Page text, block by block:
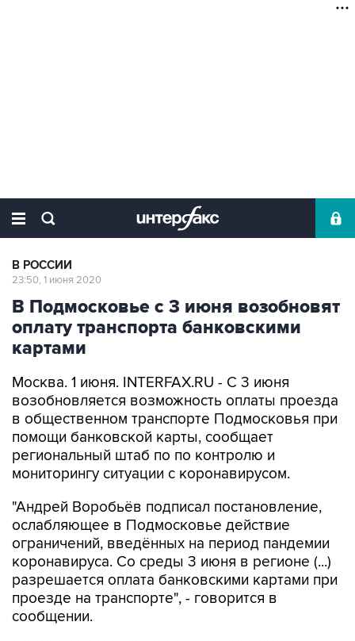
В РОССИИ
23:50, 1 июня 2020
В Подмосковье с 3 июня возобновят
оплату транспорта банковскими
картами
Москва. 1 июня. INTERFAX.RU - С 3 июня
возобновляется возможность оплаты проезда
в общественном транспорте Подмосковья при
помощи банковской карты, сообщает
региональный штаб по по контролю и
мониторингу ситуации с коронавирусом.
"Андрей Воробьёв подписал постановление,
ослабляющее в Подмосковье действие
ограничений, введённых на период пандемии
коронавируса. Со среды 3 июня в регионе (...)
разрешается оплата банковскими картами при
проезде на транспорте", - говорится в
сообщении.